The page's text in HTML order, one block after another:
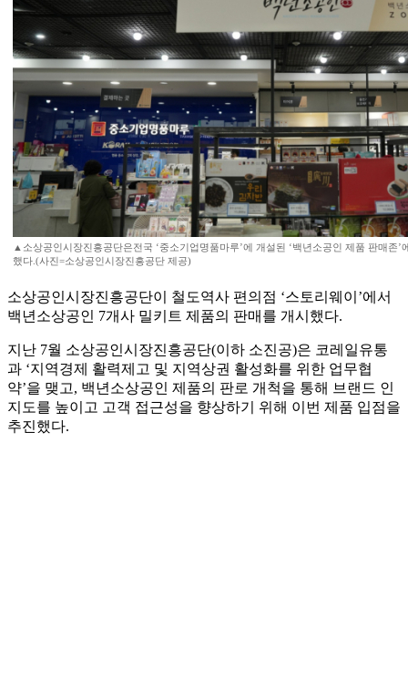
▲소상공인시장진흥공단은전국 ‘중소기업명품마루’에 개설된 ‘백년소공인 제품 판매존
했다.(사진=소상공인시장진흥공단 제공)
소상공인시장진흥공단이 철도역사 편의점 ‘스토리웨이’에서
백년소상공인 7개사 밀키트 제품의 판매를 개시했다.
지난 7월 소상공인시장진흥공단(이하 소진공)은 코레일유통
과 ‘지역경제 활력제고 및 지역상권 활성화를 위한 업무협
약’을 맺고, 백년소상공인 제품의 판로 개척을 통해 브랜드 인
지도를 높이고 고객 접근성을 향상하기 위해 이번 제품 입점을
추진했다.